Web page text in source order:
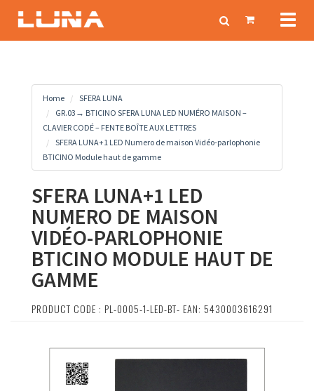
Home
SFERA LUNA
GR.03→ BTICINO SFERA LUNA LED NUMÉRO MAISON –
CLAVIER CODÉ – FENTE BOÎTE AUX LETTRES
SFERA LUNA+1 LED Numero de maison Vidéo-parlophonie
BTICINO Module haut de gamme
SFERA LUNA+1 LED
NUMERO DE MAISON
VIDÉO-PARLOPHONIE
BTICINO MODULE HAUT DE
GAMME
PRODUCT CODE : PL-0005-1-LED-BT- EAN: 5430003616291